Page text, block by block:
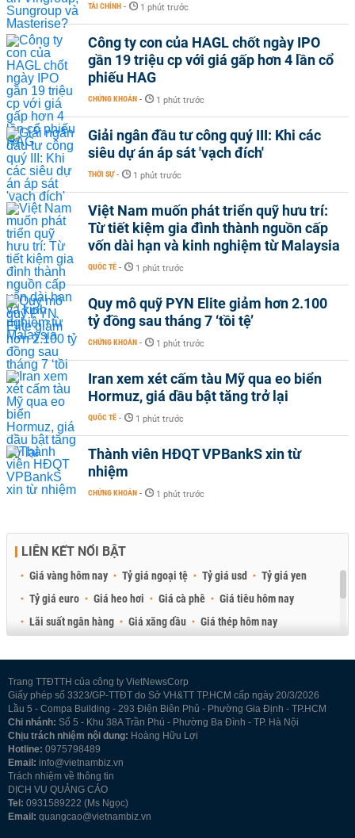
TÀI CHÍNH - 1 phút trước
Công ty con của HAGL chốt ngày IPO
gần 19 triệu cp với giá gấp hơn 4 lần cổ
phiếu HAG
CHỨNG KHOÁN - 1 phút trước
Giải ngân đầu tư công quý III: Khi các
siêu dự án áp sát 'vạch đích'
THỜI SỰ - 1 phút trước
Việt Nam muốn phát triển quỹ hưu trí:
Từ tiết kiệm gia đình thành nguồn cấp
vốn dài hạn và kinh nghiệm từ Malaysia
QUỐC TẾ - 1 phút trước
Quy mô quỹ PYN Elite giảm hơn 2.100
tỷ đồng sau tháng 7 ‘tồi tệ’
CHỨNG KHOÁN - 1 phút trước
Iran xem xét cấm tàu Mỹ qua eo biển
Hormuz, giá dầu bật tăng trở lại
QUỐC TẾ - 1 phút trước
Thành viên HĐQT VPBankS xin từ
nhiệm
CHỨNG KHOÁN - 1 phút trước
LIÊN KẾT NỔI BẬT
Giá vàng hôm nay Tỷ giá ngoại tệ Tỷ giá usd
Tỷ giá yen
Tỷ giá euro
Giá heo hơi Giá cà phê
Giá tiêu hôm nay
Lãi suất ngân hàng
Giá xăng dầu
Giá thép hôm nay
Trang TTĐTTH của công ty VietNewsCorp
Giấy phép số 3323/GP-TTĐT do Sở VH&TT TP.HCM cấp ngày 20/3/2026
Lầu 5 - Compa Building - 293 Điện Biên Phủ - Phường Gia Định - TP.HCM
Chi nhánh: Số 5 - Khu 38A Trần Phú - Phường Ba Đình - TP. Hà Nội
Chịu trách nhiệm nội dung: Hoàng Hữu Lợi
Hotline: 0975798489
Email: info@vietnambiz.vn
Trách nhiệm về thông tin
DỊCH VỤ QUẢNG CÁO
Tel: 0931589222 (Ms Ngọc)
Email: quangcao@vietnambiz.vn